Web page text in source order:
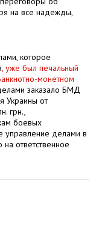
на все надежды,
которое
, уже был печальный
монетном
заказало БМД
Украины от
грн.,
боевых
управление делами в
ответственное